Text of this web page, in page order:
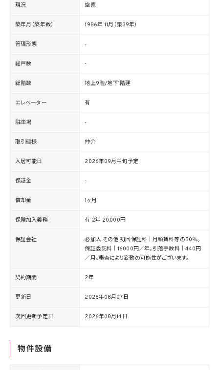
現況 空家
築年月（築年数） 1986年 11月（築39年）
管理形態 -
総戸数 -
総階数 地上9階/地下1階建
エレベーター 有
駐車場 -
取引態様 仲介
入居可能日 2026年09月中旬予定
保証金 -
償却金 1ヶ月
保険加入義務 有 2年 20,000円
保証会社
必加入 その他 初回保証料｜月額賃料等の50％。
保証委託料｜16000円／年。引落手数料｜440円
／月。審査により変動の可能性がございます。
契約期間 2年
更新日 2026年08月07日
次回更新予定日 2026年08月14日
物件設備